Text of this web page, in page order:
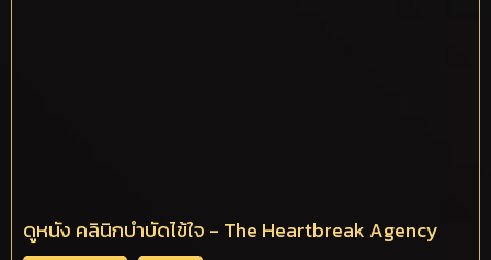
ดูหนัง คลินิกบำบัดไข้ใจ - The Heartbreak Agency